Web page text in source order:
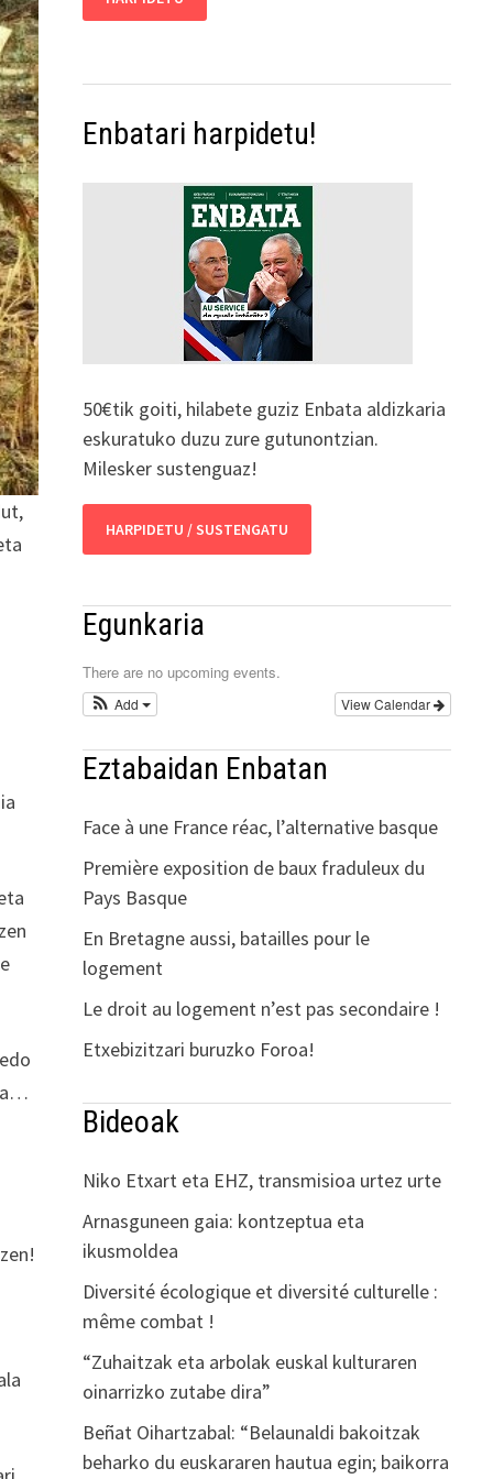
Enbatari harpidetu!
50€tik goiti, hilabete guziz Enbata aldizkaria
eskuratuko duzu zure gutunontzian.
Milesker sustenguaz!
HARPIDETU / SUSTENGATU
Egunkaria
There are no upcoming events.
View Calendar
Add
Eztabaidan Enbatan
Face à une France réac, l’alternative basque
Première exposition de baux fraduleux du
Pays Basque
En Bretagne aussi, batailles pour le
logement
Le droit au logement n’est pas secondaire !
Etxebizitzari buruzko Foroa!
Bideoak
Niko Etxart eta EHZ, transmisioa urtez urte
Arnasguneen gaia: kontzeptua eta
ikusmoldea
Diversité écologique et diversité culturelle :
même combat !
“Zuhaitzak eta arbolak euskal kulturaren
oinarrizko zutabe dira”
Beñat Oihartzabal: “Belaunaldi bakoitzak
beharko du euskararen hautua egin; baikorra